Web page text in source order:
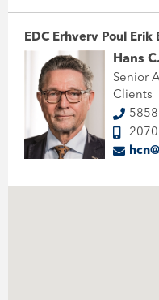
EDC Erhverv Poul
Hans
Senior
Clients